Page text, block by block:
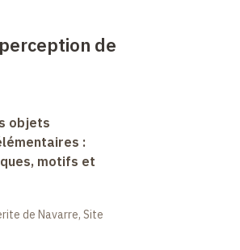
de
objets
:
motifs et
de Navarre, Site